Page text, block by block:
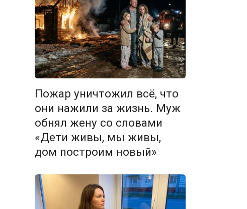
Пожар уничтожил всё, что
они нажили за жизнь. Муж
обнял жену со словами
«Дети живы, мы живы,
дом построим новый»